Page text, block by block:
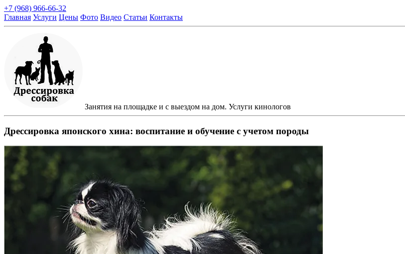
+7 (968) 966-66-32
Главная Услуги Цены Фото Видео Статьи Контакты
Занятия на площадке и с выездом на дом. Услуги кинологов
Дрессировка японского хина: воспитание и обучение с учетом породы